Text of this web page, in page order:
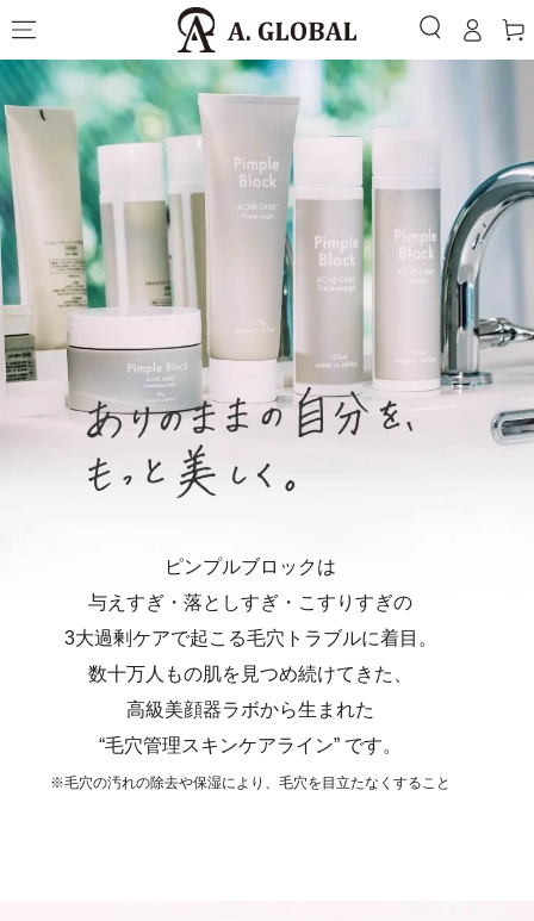
コンテンツにスキッ
プする
イ
ー
ト
ピンプルブロックは
与えすぎ・落としすぎ・こすりすぎの
3大過剰ケアで起こる毛穴トラブルに着目。
数十万人もの肌を見つめ続けてきた、
高級美顔器ラボから生まれた
“毛穴管理スキンケアライン” です。
※毛穴の汚れの除去や保湿により、毛穴を目立たなくすること